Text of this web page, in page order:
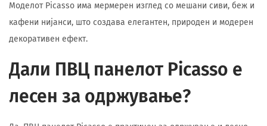
Моделот Picasso има мермерен изглед со мешани сиви, беж и
кафени нијанси, што создава елегантен, природен и модерен
декоративен ефект.
Дали ПВЦ панелот Picasso е
лесен за одржување?